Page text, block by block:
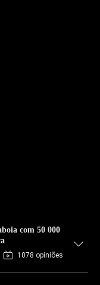
com 50 000
1078 opiniões